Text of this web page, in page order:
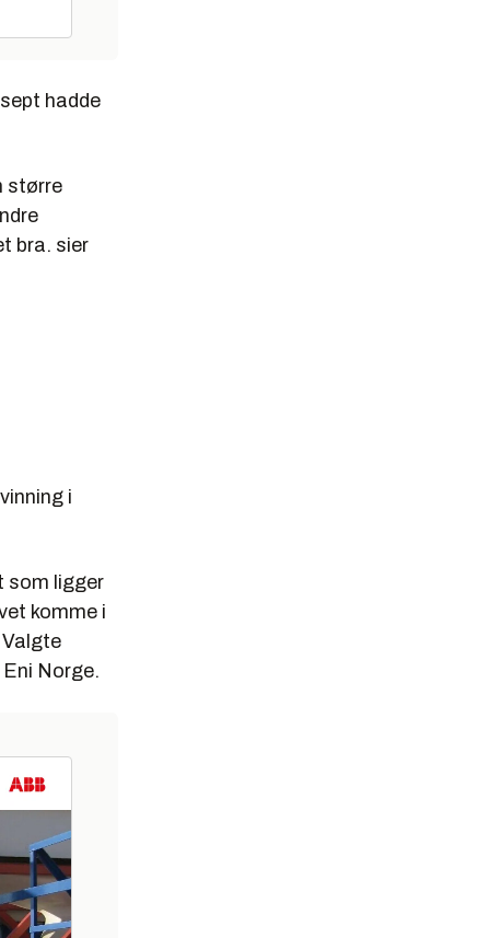
hadde
større
bra. sier
i
som ligger
komme i
Norge.